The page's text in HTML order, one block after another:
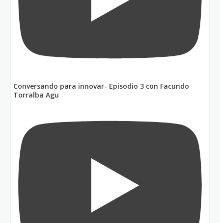
Conversando para innovar- Episodio 3 con Facundo
Torralba Agu